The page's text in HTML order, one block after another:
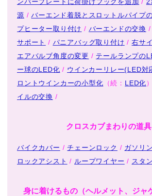
ンバープレートに荷掛けフックを追加 /2
源 /バーエンド着脱とスロットルパイプ
プヒーター取り付け / バーエンドの交換
サポート / パニアバッグ取り付け /右サ
エアバルブ角度の変更 / テールランプの
ー球のLED化 / ウインカーリレー(LED対
ロントウインカーの小型化 （続： LED化
イルの交換 /
クロスカブまわりの道具
バイクカバー /チェーンロック / ガソリ
ロックアシスト / ループワイヤー / スタ
身に着けるもの（ヘルメット、ジャ